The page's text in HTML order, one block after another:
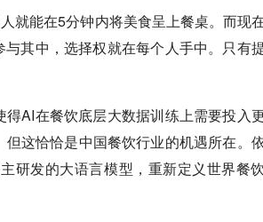
就能在5分钟内将美食呈上餐桌。而现
其中，选择权就在每个人手中。只有
AI在餐饮底层大数据训练上需要投入
这恰恰是中国餐饮行业的机遇所在。
研发的大语言模型，重新定义世界餐